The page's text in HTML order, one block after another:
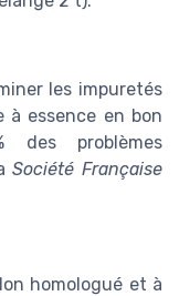
les impuretés
essence en bon
problèmes
Société Française
homologué et à